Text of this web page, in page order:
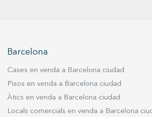
estratègica. No dubtis a contactar-
Barcelona
Cases en venda a Barcelona ciudad
Pisos en venda a Barcelona ciudad
Àtics en venda a Barcelona ciudad
Locals comercials en venda a Barcelona